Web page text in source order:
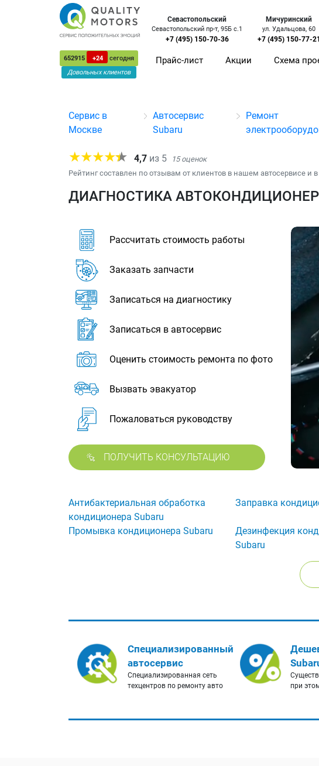
652915 +24
сегодня
Довольных клиентов
Севастопольский
Севастопольский пр-т, 95Б с.1
+7 (495) 150-70-36
Мичуринский
ул. Удальцова, 60
+7 (495) 150-77-21
Прайс-лист Акции Схема
Сервис в
Москве
Автосервис
Subaru
Ремонт
4,7 из 5 15оценок
Рейтинг составлен по отзывам от клиентов в нашем автосервисе и
ДИАГНОСТИКА
Рассчитать стоимость работы
Заказать запчасти
Записаться на диагностику
Записаться в автосервис
Оценить стоимость ремонта по фото
Вызвать эвакуатор
Пожаловаться руководству
ПОЛУЧИТЬ КОНСУЛЬТАЦИЮ
Антибактериальная обработка
кондиционера Subaru
Заправка
Промывка кондиционера Subaru
Дезинфекция
Subaru
Специализированный
автосервис
Специализированная сеть
техцентров по ремонту авто
при